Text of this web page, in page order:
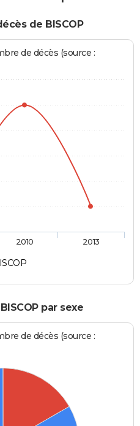
de BISCOP
de décès (source :
2010 2013
par sexe
de décès (source :